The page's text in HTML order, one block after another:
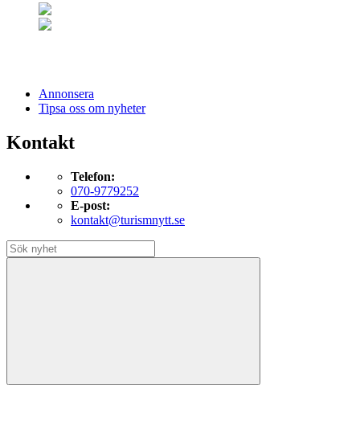
Annonsera
Tipsa oss om nyheter
Kontakt
Telefon:
070-9779252
E-post:
kontakt@turismnytt.se